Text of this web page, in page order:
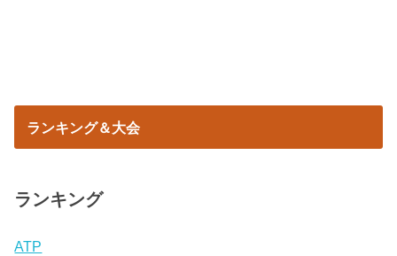
ランキング＆大会
ランキング
ATP